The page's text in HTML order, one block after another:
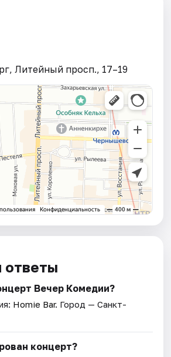
Литейный просп., 17–19
ответы
Вечер Комедии?
Homie Bar. Город — Санкт-
концерт?